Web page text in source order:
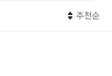
있을까요? 강아지는 그저,
고, 결국 기저귀를 차면서
이 누구를 위한 것이었는지
추천순